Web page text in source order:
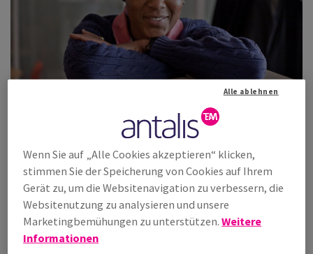
IN DIESEM BEREICH
Antalis als Arbeitgeber Ihrer Wahl
Antalis Kultur
Unsere Werte & Verhaltensweisen
Talent & Entwicklung
Wenn Sie auf „Alle Cookies akzeptieren“ klicken,
stimmen Sie der Speicherung von Cookies auf Ihrem
Gerät zu, um die Websitenavigation zu verbessern, die
Websitenutzung zu analysieren und unsere
Marketingbemühungen zu unterstützen.Weitere
Informationen
Alle ablehnen